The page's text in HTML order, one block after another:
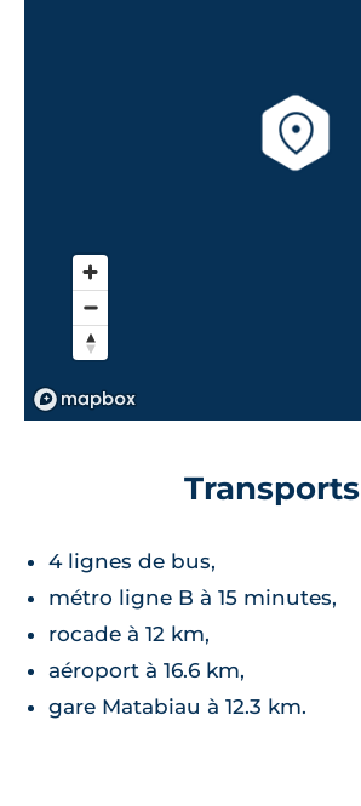
Transports
4 lignes de bus,
métro ligne B à 15 minutes,
rocade à 12 km,
aéroport à 16.6 km,
gare Matabiau à 12.3 km.